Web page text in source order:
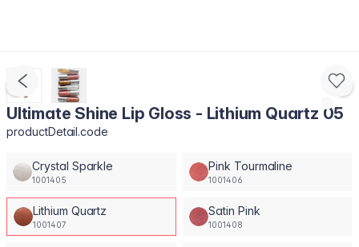
Ultimate Shine Lip Gloss - Lithium Quartz 05
productDetail.code
Crystal Sparkle
1001405
Pink Tourmaline
1001406
Lithium Quartz
1001407
Satin Pink
1001408